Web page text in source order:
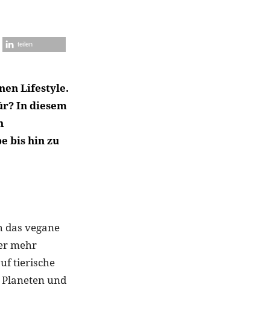
teilen
Lifestyle.
In diesem
bis hin zu
das vegane
mehr
tierische
und